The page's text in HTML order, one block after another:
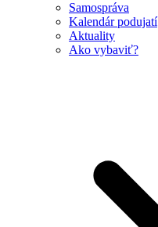
Samospráva
Kalendár podujatí
Aktuality
Ako vybaviť?